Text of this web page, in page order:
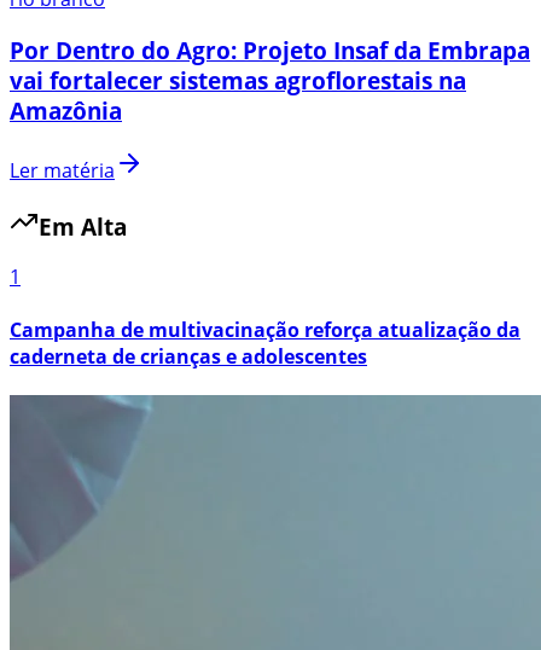
Por Dentro do Agro: Projeto Insaf da Embrapa
vai fortalecer sistemas agroflorestais na
Amazônia
Ler matéria
Em Alta
1
Campanha de multivacinação reforça atualização da
caderneta de crianças e adolescentes